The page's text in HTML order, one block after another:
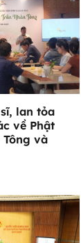
lan tỏa
về Phật
Tông và